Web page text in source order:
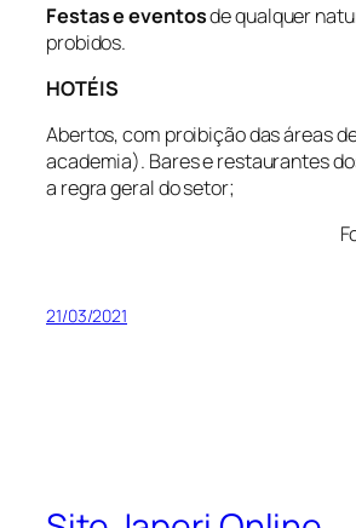
Festas e eventosde qualquer
probidos.
HOTÉIS
Abertos, com proibição das áreas
academia). Bares e restaurantes
a regra geral do setor;
21/03/2021